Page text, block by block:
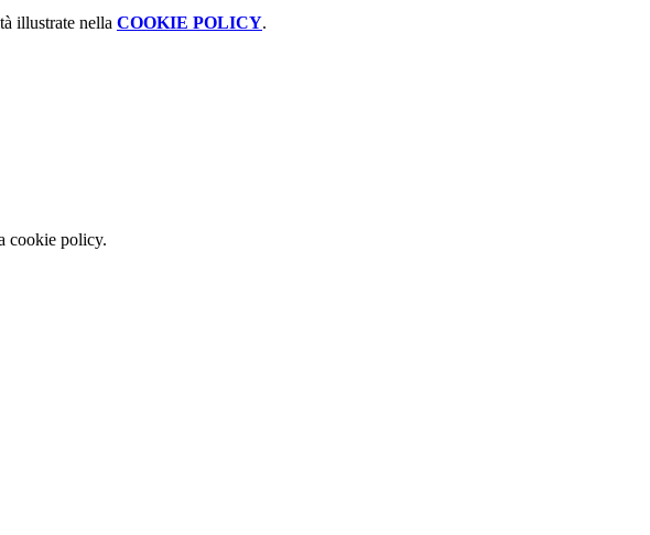
illustrate nella COOKIE POLICY.
cookie policy.